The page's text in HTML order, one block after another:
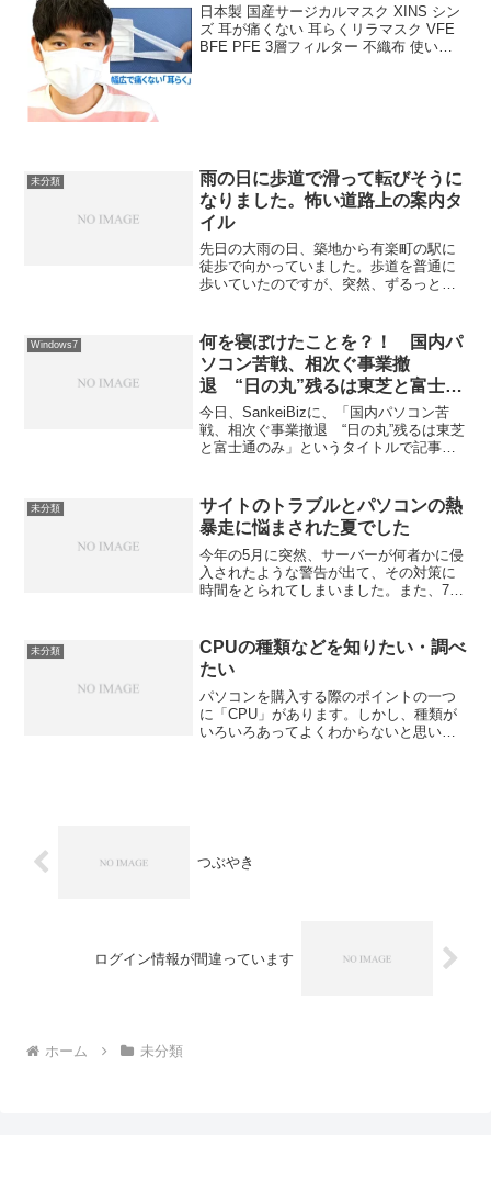
日本製 国産サージカルマスク XINS シン
ズ 耳が痛くない 耳らくリラマスク VFE
BFE PFE 3層フィルター 不織布 使い捨
未分類
雨の日に歩道で滑って転びそうに
なりました。怖い道路上の案内タ
イル
先日の大雨の日、築地から有楽町の駅に
徒歩で向かっていました。歩道を普通に
歩いていたのですが、突然、ずるっと滑
て、またしばらく歩いていると、再び、
ずるっと滑って、転びそうに...
Windows7
何を寝ぼけたことを？！ 国内パ
ソコン苦戦、相次ぐ事業撤
退 “日の丸”残るは東芝と富士通
のみ
今日、SankeiBizに、「国内パソコン苦
戦、相次ぐ事業撤退 “日の丸”残るは東芝
と富士通のみ」というタイトルで記事が
Windows7（Windows8は、ほとんど...
未分類
サイトのトラブルとパソコンの熱
暴走に悩まされた夏でした
今年の5月に突然、サーバーが何者かに侵
入されたような警告が出て、その対策に
時間をとられてしまいました。また、7月
暴走してしまい、１０年ぶりのデータ消
滅のトラブルに見舞わ...
未分類
CPUの種類などを知りたい・調べ
たい
パソコンを購入する際のポイントの一つ
に「CPU」があります。しかし、種類が
いろいろあってよくわからないと思いま
つぶやき
ログイン情報が間違っています
ホーム 未分類